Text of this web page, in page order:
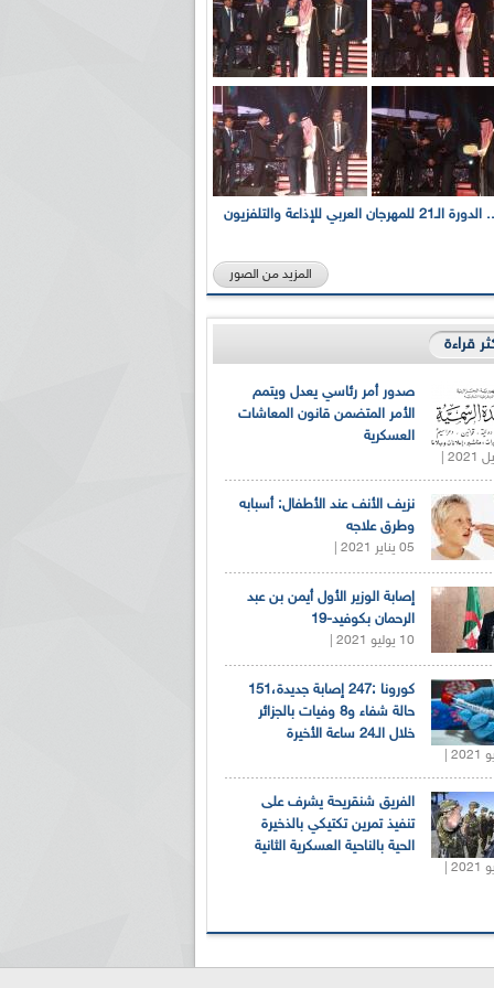
بالصور... الدورة الـ21 للمهرجان العربي للإذاعة والتلفزيون
المزيد من الصور
قراءة
صدور أمر رئاسي يعدل ويتمم
الأمر المتضمن قانون المعاشات
العسكرية
نزيف الأنف عند الأطفال: أسبابه
وطرق علاجه
05 يناير 2021 |
إصابة الوزير الأول أيمن بن عبد
الرحمان بكوفيد-19
10 يوليو 2021 |
كورونا :247 إصابة جديدة،151
حالة شفاء و8 وفيات بالجزائر
خلال الـ24 ساعة الأخيرة
الفريق شنقريحة يشرف على
تنفيذ تمرين تكتيكي بالذخيرة
الحية بالناحية العسكرية الثانية